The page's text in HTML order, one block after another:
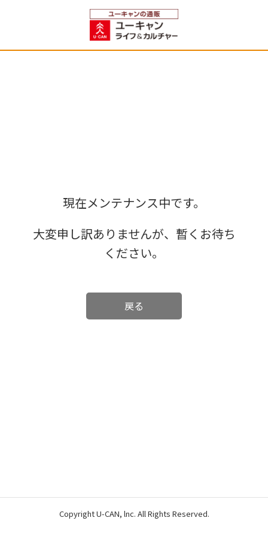
現在メンテナンス中です。
大変申し訳ありませんが、暫くお待ち
ください。
戻る
Copyright U-CAN, lnc. All Rights Reserved.